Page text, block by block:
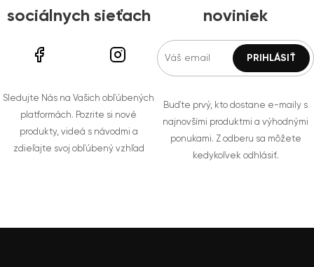
sociálnych sieťach
Sledujte Nás na Vašich obľúbených
platformách. Pozrite si nové
produkty, videá s návodmi a
zdieľajte svoj obľúbený vzhľad
noviniek
Buďte prvý, kto dostane e-maily s
najnovšími produktmi a výhodnými
ponukami. Z odberu sa môžete
kedykoľvek odhlásiť.